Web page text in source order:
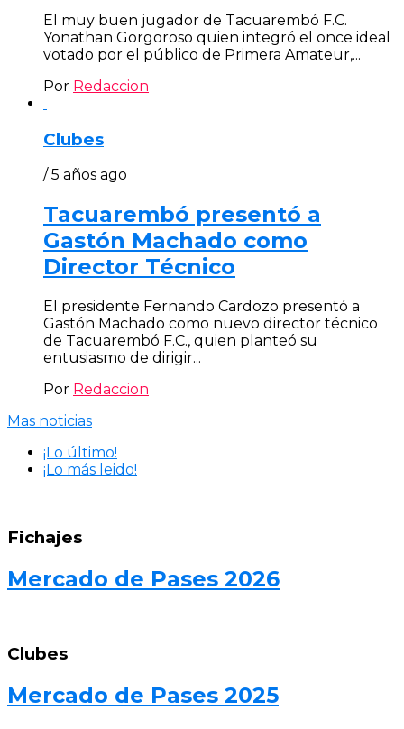
El muy buen jugador de Tacuarembó F.C.
Yonathan Gorgoroso quien integró el once ideal
votado por el público de Primera Amateur,...
Por Redaccion
Clubes
/ 5 años ago
Tacuarembó presentó a
Gastón Machado como
Director Técnico
El presidente Fernando Cardozo presentó a
Gastón Machado como nuevo director técnico
de Tacuarembó F.C., quien planteó su
entusiasmo de dirigir...
Por Redaccion
Mas noticias
¡Lo último!
¡Lo más leido!
Fichajes
Mercado de Pases 2026
Clubes
Mercado de Pases 2025